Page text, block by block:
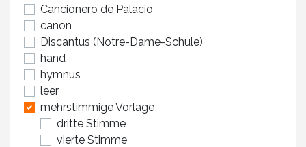
Cancionero de Palacio
canon
Discantus (Notre-Dame-Schule)
hand
hymnus
leer
mehrstimmige Vorlage
dritte Stimme
vierte Stimme